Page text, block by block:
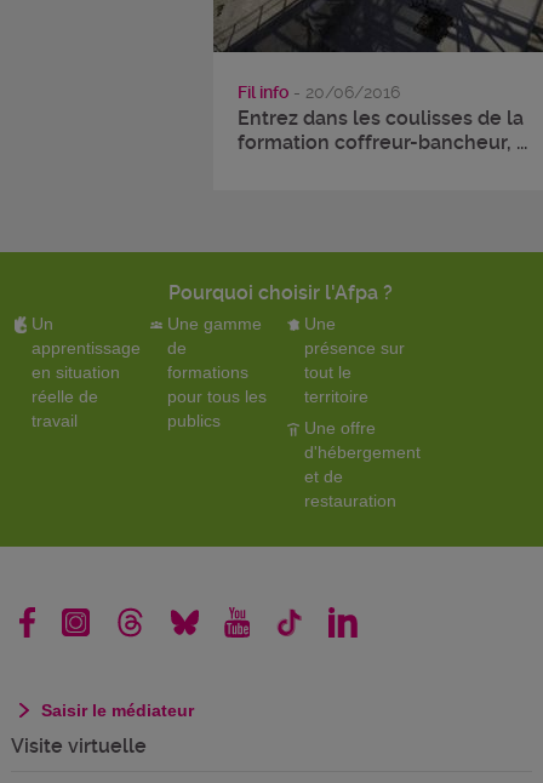
Fil info - 20/06/2016
Entrez dans les coulisses de la
formation coffreur-bancheur, ...
Pourquoi choisir l'Afpa ?
Un
apprentissage
en situation
réelle de
travail
Une gamme
de
formations
pour tous les
publics
Une
présence sur
tout le
territoire
Une offre
d'hébergement
et de
restauration
Saisir le médiateur
Visite virtuelle